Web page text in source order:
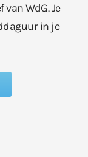
WdG. Je
in je